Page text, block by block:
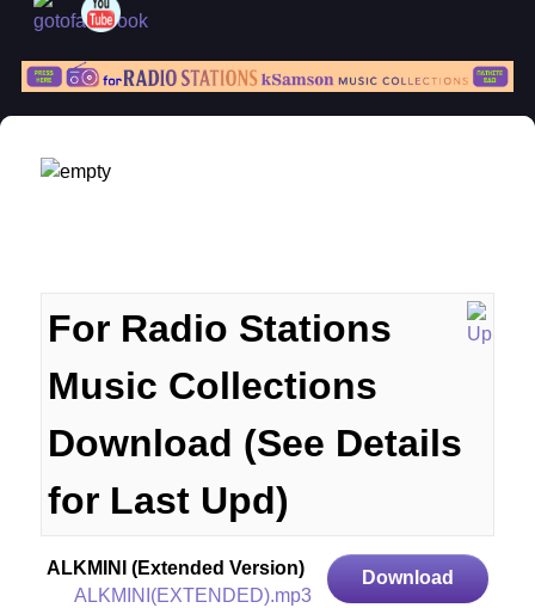
For Radio Stations
Music Collections
Download (See Details
for Last Upd)
ALKMINI (Extended Version)
ALKMINI(EXTENDED).mp3
Download